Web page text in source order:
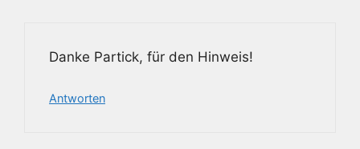
Danke Partick, für den Hinweis!
Antworten